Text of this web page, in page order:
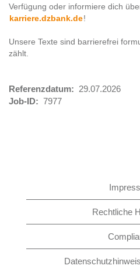
Verfügung oder informiere dich
karriere.dzbank.de!
Unsere Texte sind barrierefrei
zählt.
Referenzdatum: 29.07.2026
Job-ID: 7977
Rechtliche